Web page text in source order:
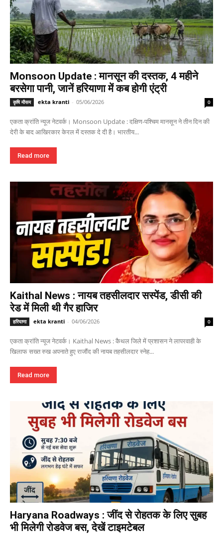
Monsoon Update : मानसून की दस्तक, 4 महीने
बरसेगा पानी, जानें हरियाणा में कब होगी एंट्री
कृषि मौसम ekta kranti - 05/06/2026 0
एकता क्रांति न्यूज नेटवर्क। Monsoon Update : दक्षिण-पश्चिम मानसून ने तीन दिन की
देरी के बाद आखिरकार केरल में दस्तक दे दी है। भारतीय...
Read more
Kaithal News : नायब तहसीलदार सस्पेंड, डीसी की
रेड में मिली थी गैर हाजिर
हरियाणा ekta kranti - 04/06/2026 0
एकता क्रांति न्यूज नेटवर्क। Kaithal News : कैथल जिले में प्रशासन ने लापरवाही के
खिलाफ सख्त रुख अपनाते हुए राजौंद की नायब तहसीलदार स्नेह...
Read more
Haryana Roadways : जींद से रोहतक के लिए सुबह
भी मिलेगी रोडवेज बस, देखें टाइमटेबल